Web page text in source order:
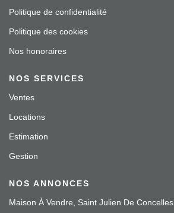
Politique de confidentialité
Politique des cookies
Nos honoraires
NOS SERVICES
Ventes
Locations
Estimation
Gestion
NOS ANNONCES
Maison À Vendre, Saint Julien De Concelles